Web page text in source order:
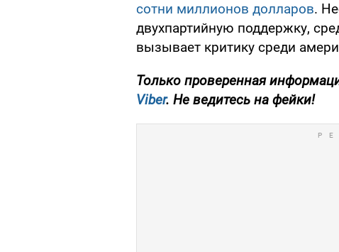
сотни миллионов долларов.
двухпартийную поддержку,
вызывает критику среди
Только проверенная
Viber. Не ведитесь на фейки!